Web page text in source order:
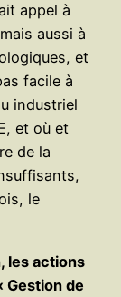
appel à
aussi à
et
facile à
industriel
et où et
de la
le
les actions
Gestion de